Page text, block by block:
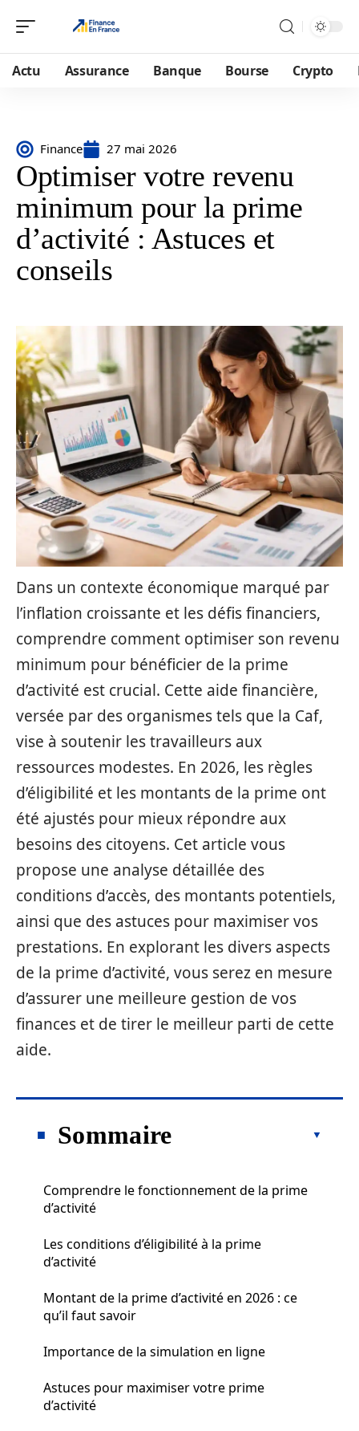
Actu Assurance Banque Bourse Crypto
Finance 27 mai 2026
Optimiser votre revenu
minimum pour la prime
d’activité : Astuces et
conseils
Dans un contexte économique marqué par
l’inflation croissante et les défis financiers,
comprendre comment optimiser son revenu
minimum pour bénéficier de la prime
d’activité est crucial. Cette aide financière,
versée par des organismes tels que la Caf,
vise à soutenir les travailleurs aux
ressources modestes. En 2026, les règles
d’éligibilité et les montants de la prime ont
été ajustés pour mieux répondre aux
besoins des citoyens. Cet article vous
propose une analyse détaillée des
conditions d’accès, des montants potentiels,
ainsi que des astuces pour maximiser vos
prestations. En explorant les divers aspects
de la prime d’activité, vous serez en mesure
d’assurer une meilleure gestion de vos
finances et de tirer le meilleur parti de cette
aide.
Sommaire
Comprendre le fonctionnement de la prime
d’activité
Les conditions d’éligibilité à la prime
d’activité
Montant de la prime d’activité en 2026 : ce
qu’il faut savoir
Importance de la simulation en ligne
Astuces pour maximiser votre prime
d’activité